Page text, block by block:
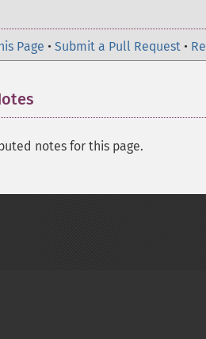
Page • Submit a Pull Request •
notes for this page.